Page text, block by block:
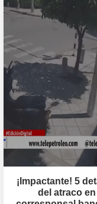
¡Impactante! 5
del atraco en